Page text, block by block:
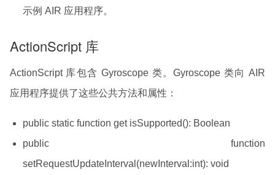
示例 AIR 应用程序。
ActionScript 库
ActionScript 库包含 Gyroscope 类。Gyroscope 类向 AIR
应用程序提供了这些公共方法和属性：
public static function get isSupported(): Boolean
public function
setRequestUpdateInterval(newInterval:int): void